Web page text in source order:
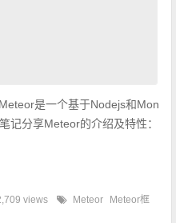
是一个基于Nodejs和Mon
记分享Meteor的介绍及特性：
views Meteor
Meteor框